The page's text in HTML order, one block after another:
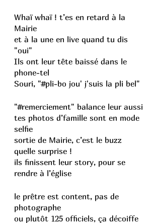
Whaï whaï ! t’es en retard à la
Mairie
et à la une en live quand tu dis
"oui"
Ils ont leur tête baissé dans le
phone-tel
Souri, "#pli-bo jou' j'suis la pli bel"
"#remerciement" balance leur aussi
tes photos d’famille sont en mode
selfie
sortie de Mairie, c’est le buzz
quelle surprise !
ils finissent leur story, pour se
rendre à l’église
le prêtre est content, pas de
photographe
ou plutôt 125 officiels, ça décoiffe